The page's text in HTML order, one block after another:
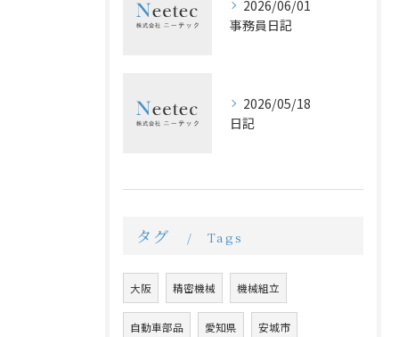
2026/06/01
事務員日記
2026/05/18
日記
タグ Tags
大阪 精密機械 機械組立
自動車部品 愛知県 安城市